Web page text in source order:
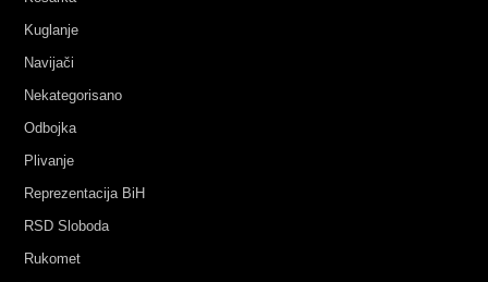
Kuglanje
Navijači
Nekategorisano
Odbojka
Plivanje
Reprezentacija BiH
RSD Sloboda
Rukomet